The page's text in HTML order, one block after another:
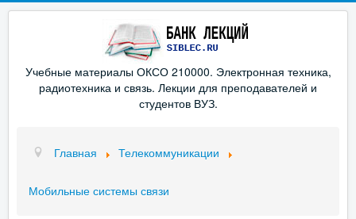
Учебные материалы ОКСО 210000. Электронная техника,
радиотехника и связь. Лекции для преподавателей и
студентов ВУЗ.
Главная Телекоммуникации
Мобильные системы связи